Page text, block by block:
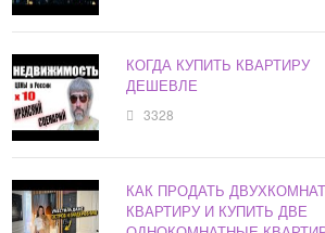
КОГДА КУПИТЬ КВАРТИРУ
ДЕШЕВЛЕ
3328
КАК ПРОДАТЬ
КВАРТИРУ И КУПИТЬ ДВЕ